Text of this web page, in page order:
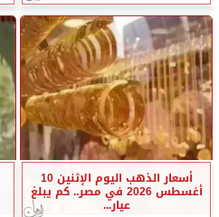
أسعار الذهب اليوم الإثنين 10
أغسطس 2026 في مصر.. كم يبلغ
عيار...